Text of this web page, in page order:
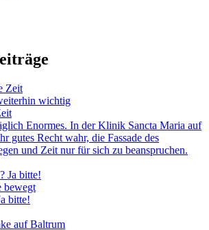
wichtig
Enormes. In der Klinik Sancta Maria auf
gutes Recht wahr, die Fassade des
und Zeit nur für sich zu beanspruchen.
bewegt
bitte!